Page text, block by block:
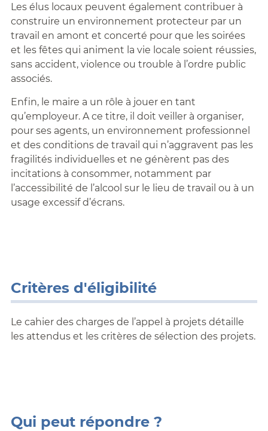
Les élus locaux peuvent également contribuer à
construire un environnement protecteur par un
travail en amont et concerté pour que les soirées
et les fêtes qui animent la vie locale soient réussies,
sans accident, violence ou trouble à l’ordre public
associés.
Enfin, le maire a un rôle à jouer en tant
qu’employeur. A ce titre, il doit veiller à organiser,
pour ses agents, un environnement professionnel
et des conditions de travail qui n’aggravent pas les
fragilités individuelles et ne génèrent pas des
incitations à consommer, notamment par
l’accessibilité de l’alcool sur le lieu de travail ou à un
usage excessif d’écrans.
Critères d'éligibilité
Le cahier des charges de l’appel à projets détaille
les attendus et les critères de sélection des projets.
Qui peut répondre ?